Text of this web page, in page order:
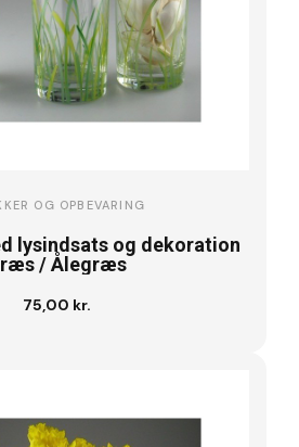
OG OPBEVARING
lysindsats og dekoration
/ Ålegræs
75,00 kr.
Læg i kurv